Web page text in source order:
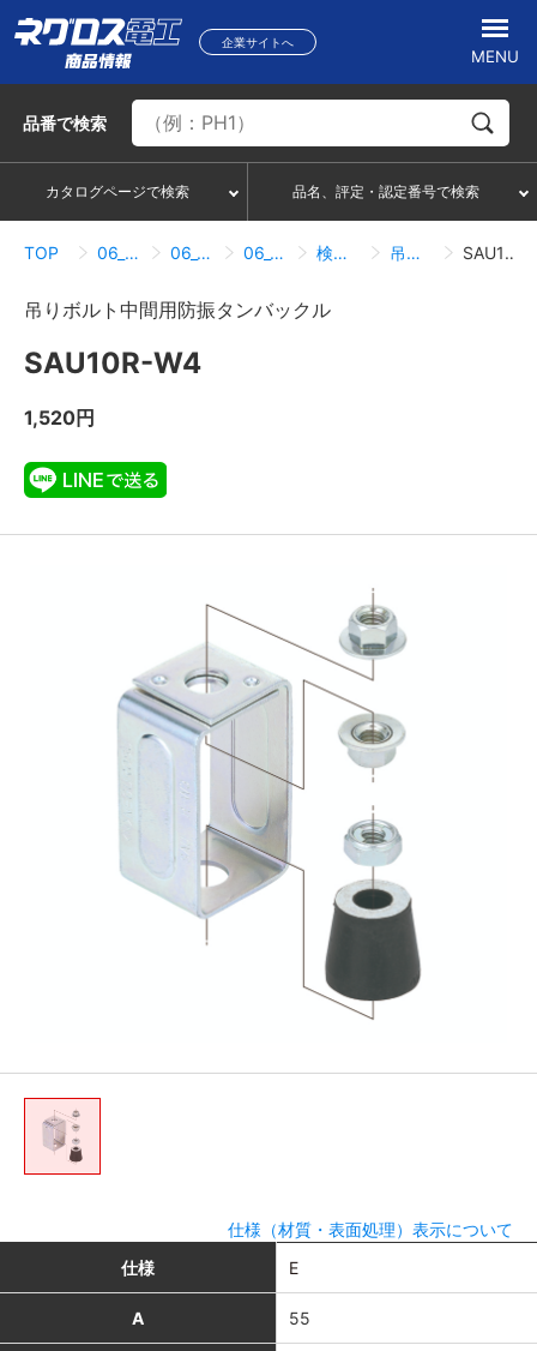
企業サイトへ
MENU
品番で検索
カタログページで検索 品名、評定・認定番号で検索
TOP 06_吊り・振れ止め部材 06_06_吊りボルト関連部材 06_06_01_防振タンバックル 検索結果一覧 吊りボルト中間用防振タンバックル SAU10R-W4
吊りボルト中間用防振タンバックル
SAU10R-W4
1,520円
仕様（材質・表面処理）表示について
仕様
E
A 55